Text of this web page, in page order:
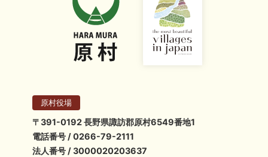
原村役場
〒391-0192 長野県諏訪郡原村6549番地1
電話番号 / 0266-79-2111
法人番号 / 3000020203637